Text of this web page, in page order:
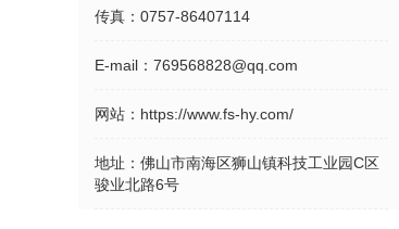
传真： 0757-86407114
E-mail： 769568828@qq.com
网站： https://www.fs-hy.com/
地址： 佛山市南海区狮山镇科技工业园C区
骏业北路6号